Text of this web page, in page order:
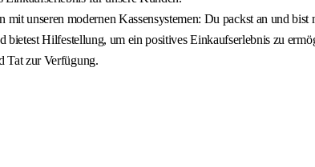
unseren modernen Kassensystemen: Du packst an und
Hilfestellung, um ein positives Einkaufserlebnis zu
Tat zur Verfügung.